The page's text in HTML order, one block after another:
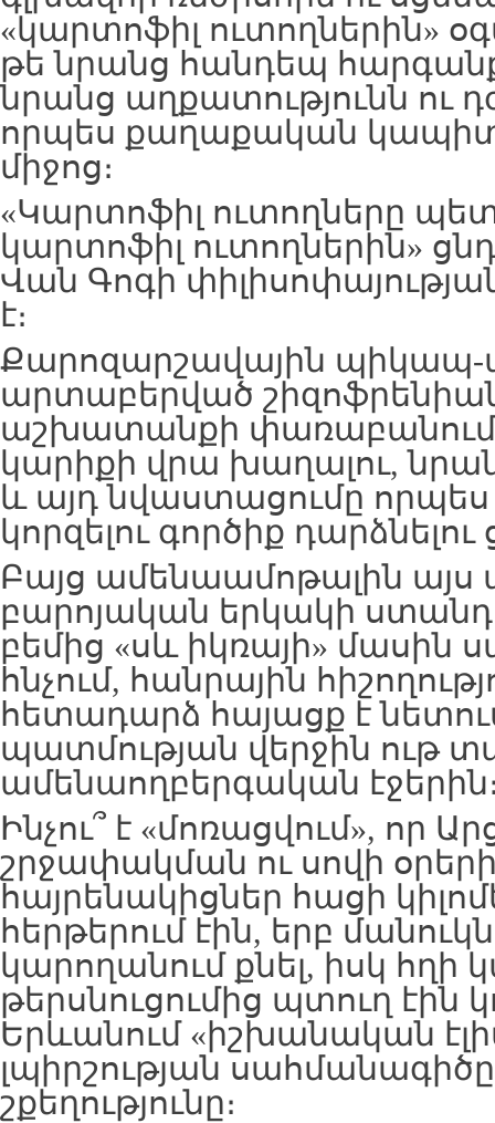
«կարտոֆիլ ուտողներին»
թե նրանց հանդեպ
նրանց աղքատությունն ու
որպես քաղաքական
միջոց։
«Կարտոֆիլ ուտողները
կարտոֆիլ ուտողներին»
Վան Գոգի
է։
Քարոզարշավային պիկապ-
արտաբերված
աշխատանքի փառաբանում
կարիքի վրա խաղալու,
և այդ նվաստացումը
կորզելու գործիք դարձնելու
Բայց ամենաամոթալին այս
բարոյական երկակի
բեմից «սև իկռայի» մասին
հնչում, հանրային
հետադարձ հայացք է
պատմության վերջին ութ
ամենաողբերգական
Ինչու՞ է «մոռացվում», որ
շրջափակման ու սովի
հայրենակիցներ հացի
հերթերում էին, երբ
կարողանում քնել, իսկ հղի
թերսնուցումից պտուղ էին
Երևանում «իշխանական
լպիրշության
շքեղությունը։